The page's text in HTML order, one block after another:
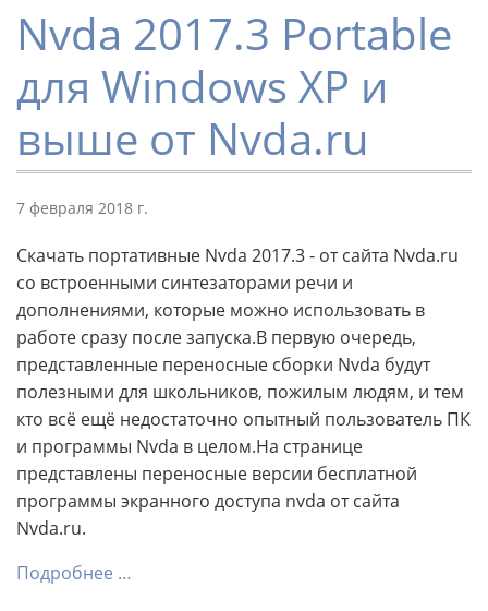
Nvda 2017.3 Portable
для Windows XP и
выше от Nvda.ru
7 февраля 2018 г.
Скачать портативные Nvda 2017.3 - от сайта Nvda.ru
со встроенными синтезаторами речи и
дополнениями, которые можно использовать в
работе сразу после запуска.В первую очередь,
представленные переносные сборки Nvda будут
полезными для школьников, пожилым людям, и тем
кто всё ещё недостаточно опытный пользователь ПК
и программы Nvda в целом.На странице
представлены переносные версии бесплатной
программы экранного доступа nvda от сайта
Nvda.ru.
Подробнее …